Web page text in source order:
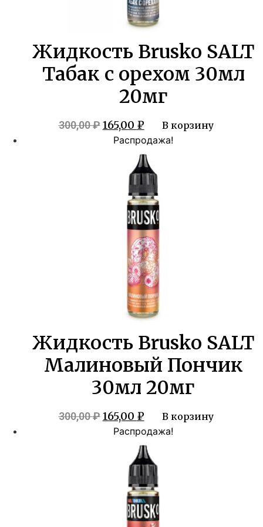
Жидкость Brusko SALT
Табак с орехом 30мл
20мг
300,00₽ Первоначальная
цена
составляла
300,00 ₽.
165,00 ₽Текущая
цена:
165,00 ₽.
В корзину
Распродажа!
Жидкость Brusko SALT
Малиновый Пончик
30мл 20мг
300,00₽ Первоначальная
цена
составляла
300,00 ₽.
165,00 ₽Текущая
цена:
165,00 ₽.
В корзину
Распродажа!